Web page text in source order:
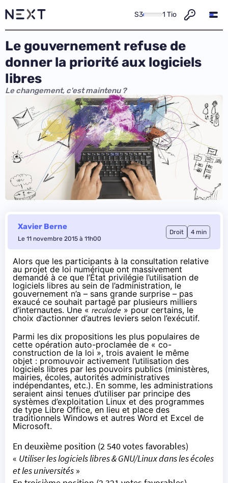
S3 1 Tio
Le gouvernement refuse de
donner la priorité aux logiciels
libres
Le changement, c'est maintenu ?
Xavier Berne
Le 11 novembre 2015 à 11h00
Droit 4 min
Alors que les participants à la consultation relative
au projet de loi numérique ont massivement
demandé à ce que l’État privilégie l’utilisation de
logiciels libres au sein de l’administration, le
gouvernement n’a – sans grande surprise – pas
exaucé ce souhait partagé par plusieurs milliers
d’internautes. Une « reculade » pour certains, le
choix d’actionner d’autres leviers selon l’exécutif.
Parmi les dix propositions les plus populaires de
cette opération auto-proclamée de « co-
construction de la loi », trois avaient le même
objet : promouvoir activement l’utilisation des
logiciels libres par les pouvoirs publics (ministères,
mairies, écoles, autorités administratives
indépendantes, etc.). En somme, les administrations
seraient ainsi tenues d’utiliser par principe des
systèmes d’exploitation Linux et des programmes
de type Libre Office, en lieu et place des
traditionnels Windows et autres Word et Excel de
Microsoft.
En deuxième position (2 540 votes favorables)
« Utiliser les logiciels libres & GNU/Linux dans les écoles
et les universités »